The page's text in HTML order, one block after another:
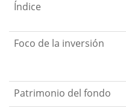
Índice
Foco de la inversión
Patrimonio del fondo